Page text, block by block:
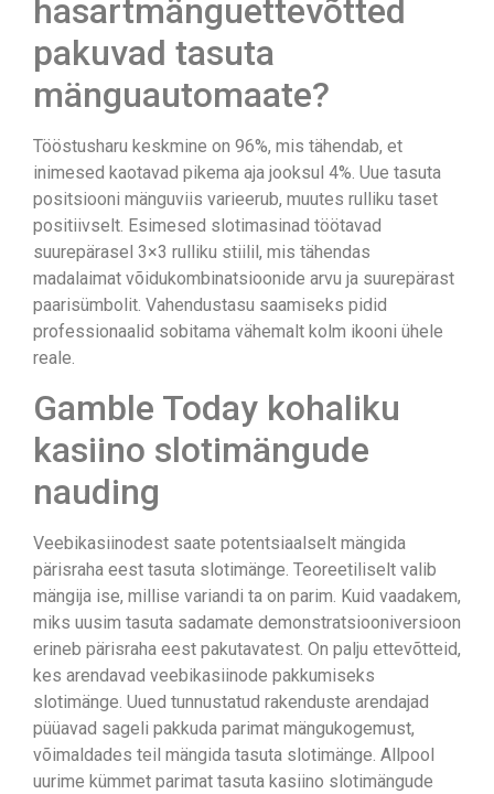
hasartmänguettevõtted
pakuvad tasuta
mänguautomaate?
Tööstusharu keskmine on 96%, mis tähendab, et
inimesed kaotavad pikema aja jooksul 4%. Uue tasuta
positsiooni mänguviis varieerub, muutes rulliku taset
positiivselt. Esimesed slotimasinad töötavad
suurepärasel 3×3 rulliku stiilil, mis tähendas
madalaimat võidukombinatsioonide arvu ja suurepärast
paarisümbolit. Vahendustasu saamiseks pidid
professionaalid sobitama vähemalt kolm ikooni ühele
reale.
Gamble Today kohaliku
kasiino slotimängude
nauding
Veebikasiinodest saate potentsiaalselt mängida
pärisraha eest tasuta slotimänge. Teoreetiliselt valib
mängija ise, millise variandi ta on parim. Kuid vaadakem,
miks uusim tasuta sadamate demonstratsiooniversioon
erineb pärisraha eest pakutavatest. On palju ettevõtteid,
kes arendavad veebikasiinode pakkumiseks
slotimänge. Uued tunnustatud rakenduste arendajad
püüavad sageli pakkuda parimat mängukogemust,
võimaldades teil mängida tasuta slotimänge. Allpool
uurime kümmet parimat tasuta kasiino slotimängude